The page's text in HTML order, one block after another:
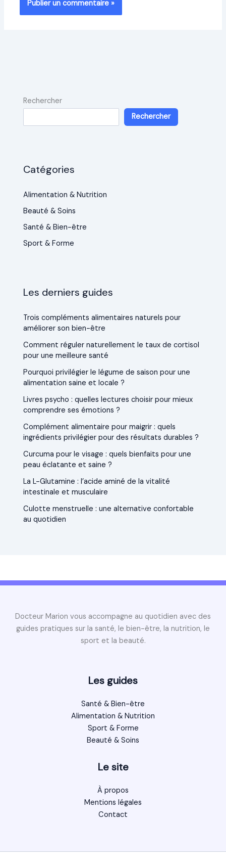
Rechercher
Rechercher
Catégories
Alimentation & Nutrition
Beauté & Soins
Santé & Bien-être
Sport & Forme
Les derniers guides
Trois compléments alimentaires naturels pour
améliorer son bien-être
Comment réguler naturellement le taux de cortisol
pour une meilleure santé
Pourquoi privilégier le légume de saison pour une
alimentation saine et locale ?
Livres psycho : quelles lectures choisir pour mieux
comprendre ses émotions ?
Complément alimentaire pour maigrir : quels
ingrédients privilégier pour des résultats durables ?
Curcuma pour le visage : quels bienfaits pour une
peau éclatante et saine ?
La L-Glutamine : l’acide aminé de la vitalité
intestinale et musculaire
Culotte menstruelle : une alternative confortable
au quotidien
Docteur Marion vous accompagne au quotidien avec des
guides pratiques sur la santé, le bien-être, la nutrition, le
sport et la beauté.
Les guides
Santé & Bien-être
Alimentation & Nutrition
Sport & Forme
Beauté & Soins
Le site
À propos
Mentions légales
Contact